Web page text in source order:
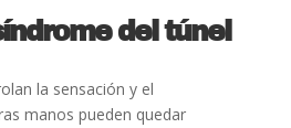
del túnel
la sensación y el
manos pueden quedar